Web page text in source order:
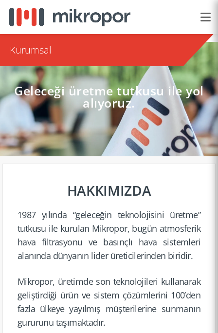
Kurumsal
Geleceği üretme tutkusu ile yol
alıyoruz.
HAKKIMIZDA
1987 yılında “geleceğin teknoloj­isini üretme”
tutkusu ile kurulan Mikropor, bugün atmosferik
hava filtrasy­onu ve basınçlı hava sistemleri
alanında dünyanın lider üreticil­erinden biridir.
Mikropor, üretimde son teknoloj­ileri kullanarak
geliştir­diği ürün ve sistem çözümler­ini 100’den
fazla ülkeye yayılmış müşteril­erine sunmanın
gururunu taşımakt­adır.